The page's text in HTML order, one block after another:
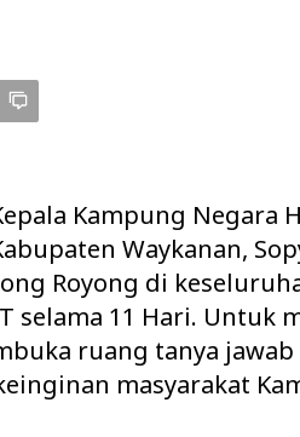
Kampung Negara
Waykanan,
Royong di
selama 11 Hari. Untuk
ruang tanya
masyarakat